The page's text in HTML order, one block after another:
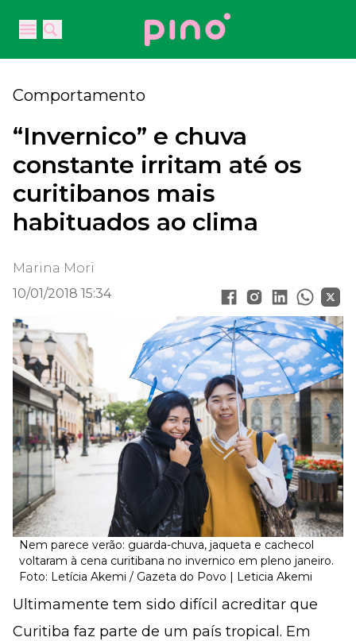
Open main menu
Open main menu
Your Company
Comportamento
“Invernico” e chuva
constante irritam até os
curitibanos mais
habituados ao clima
Marina Mori
10/01/2018 15:34
Nem parece verão: guarda-chuva, jaqueta e cachecol
voltaram à cena curitibana no invernico em pleno janeiro.
Foto: Letícia Akemi / Gazeta do Povo | Leticia Akemi
Ultimamente tem sido difícil acreditar que
Curitiba faz parte de um país tropical. Em